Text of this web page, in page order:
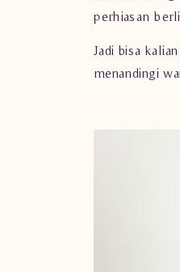
perhiasan
Jadi bisa
menandingi